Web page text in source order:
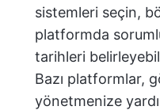
sistemleri seçin,
platformda
tarihleri
Bazı platformlar,
yönetmenize